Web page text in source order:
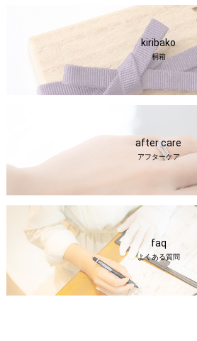
kiribako
桐箱
after care
アフターケア
faq
よくある質問